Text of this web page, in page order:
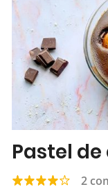
Pastel
2